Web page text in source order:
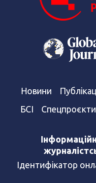
Новини
БСІ
Спецпроєкти
Ідентифікатор